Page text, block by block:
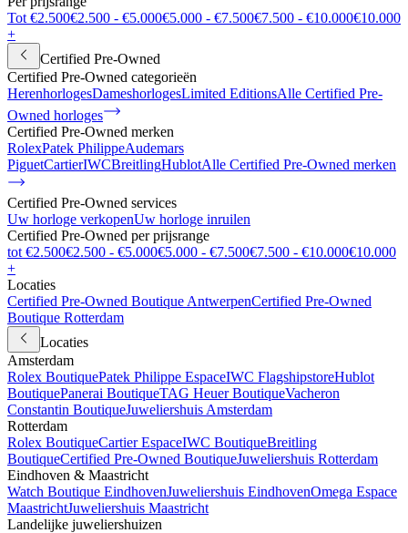
Tot €2.500€2.500 - €5.000€5.000 - €7.500€7.500 - €10.000€10.000
+
Certified Pre-Owned
Certified Pre-Owned categorieën
HerenhorlogesDameshorlogesLimited EditionsAlle Certified Pre-
Owned horloges
Certified Pre-Owned merken
RolexPatek PhilippeAudemars
PiguetCartierIWCBreitlingHublotAlle Certified Pre-Owned merken
Certified Pre-Owned services
Uw horloge verkopenUw horloge inruilen
Certified Pre-Owned per prijsrange
tot €2.500€2.500 - €5.000€5.000 - €7.500€7.500 - €10.000€10.000
+
Locaties
Certified Pre-Owned Boutique AntwerpenCertified Pre-Owned
Boutique Rotterdam
Locaties
Amsterdam
Rolex BoutiquePatek Philippe EspaceIWC FlagshipstoreHublot
BoutiquePanerai BoutiqueTAG Heuer BoutiqueVacheron
Constantin BoutiqueJuweliershuis Amsterdam
Rotterdam
Rolex BoutiqueCartier EspaceIWC BoutiqueBreitling
BoutiqueCertified Pre-Owned BoutiqueJuweliershuis Rotterdam
Eindhoven & Maastricht
Watch Boutique EindhovenJuweliershuis EindhovenOmega Espace
MaastrichtJuweliershuis Maastricht
Landelijke juweliershuizen